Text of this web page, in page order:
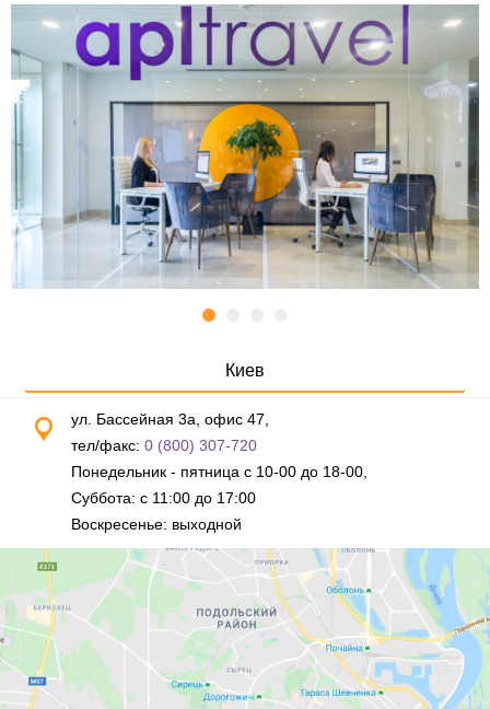
Киев
ул. Бассейная 3а, офис 47,
тел/факс: 0 (800) 307-720
Понедельник - пятница с 10-00 до 18-00,
Суббота: с 11:00 до 17:00
Воскресенье: выходной